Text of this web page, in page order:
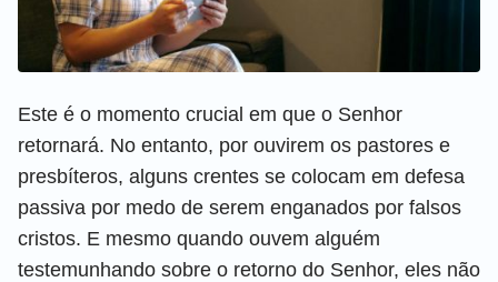
Este é o momento crucial em que o Senhor
retornará. No entanto, por ouvirem os pastores e
presbíteros, alguns crentes se colocam em defesa
passiva por medo de serem enganados por falsos
cristos. E mesmo quando ouvem alguém
testemunhando sobre o retorno do Senhor, eles não